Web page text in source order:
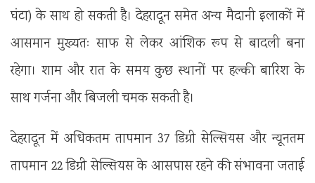
घंटा) के साथ हो सकती है। देहरादून समेत अन्य मैदानी इलाकों में
आसमान मुख्यतः साफ से लेकर आंशिक रूप से बादली बना
रहेगा। शाम और रात के समय कुछ स्थानों पर हल्की बारिश के
साथ गर्जना और बिजली चमक सकती है।
देहरादून में अधिकतम तापमान 37 डिग्री सेल्सियस और न्यूनतम
तापमान 22 डिग्री सेल्सियस के आसपास रहने की संभावना जताई